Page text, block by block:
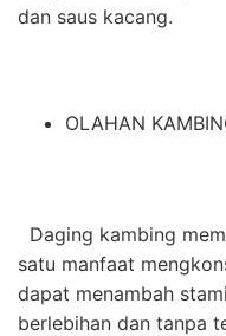
dan saus kacang.
OLAHAN
Daging kambing
satu manfaat
dapat menambah
berlebihan dan tanpa